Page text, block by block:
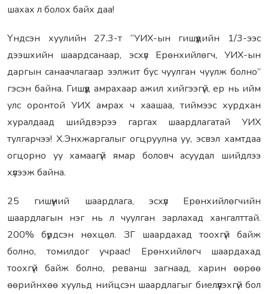
шахах л болох байх даа!
Үндсэн хуулийн 27.3-т “УИХ-ын гишүүдийн 1/3-ээс
дээшхийн шаардсанаар, эсхүл Ерөнхийлөгч, УИХ-ын
даргын санаачлагаар ээлжит бус чуулган чуулж болно”
гэсэн байна. Гишүүд амрахаар ажил хийгээгүй, ер нь ийм
улс оронтой УИХ амрах ч хаашаа, тиймээс хурдхан
хуралдаад шийдвэрээ гаргах шаардлагатай УИХ
тулгарчээ! Х.Энхжаргалыг огцруулна уу, эсвэл хамтдаа
огцорно уу хамаагүй ямар боловч асуудал шийдлээ
хүлээж байна.
25 гишүүний шаардлага, эсхүл Ерөнхийлөгчийн
шаардлагын нэг нь л чуулган зарлахад хангалттай.
200% бүрдсэн нөхцөл. ЗГ шаардахад тоохгүй байж
болно, томилдог учраас! Ерөнхийлөгч шаардахад
тоохгүй байж болно, реванш загнаад, харин өөрөө
өөрийнхөө хуульд нийцсэн шаардлагыг биелүүлэхгүй бол